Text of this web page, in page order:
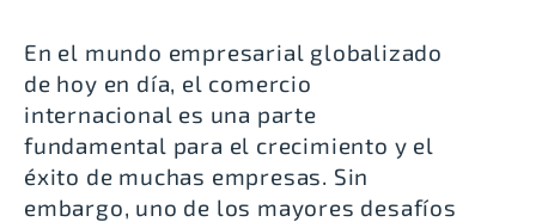
En el mundo empresarial globalizado
de hoy en día, el comercio
internacional es una parte
fundamental para el crecimiento y el
éxito de muchas empresas. Sin
embargo, uno de los mayores desafíos